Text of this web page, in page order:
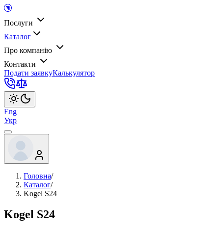
Послуги
Каталог
Про компанію
Контакти
Подати заявкуКалькулятор
Eng
Укр
Головна/
Каталог/
Kogel S24
Kogel S24